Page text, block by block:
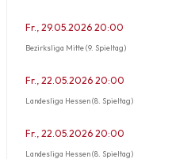
Fr., 29.05.2026 20:00
Bezirksliga Mitte (9. Spieltag)
Fr., 22.05.2026 20:00
Landesliga Hessen (8. Spieltag)
Fr., 22.05.2026 20:00
Landesliga Hessen (8. Spieltag)